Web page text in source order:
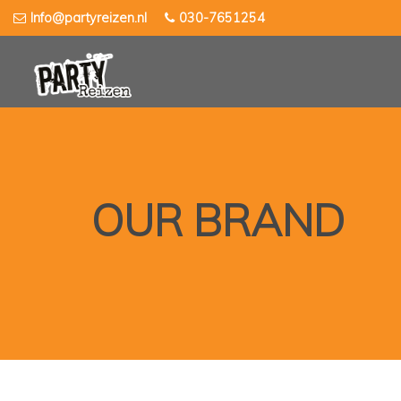
Skip
to
Info@partyreizen.nl 030-7651254
OUR BRAND